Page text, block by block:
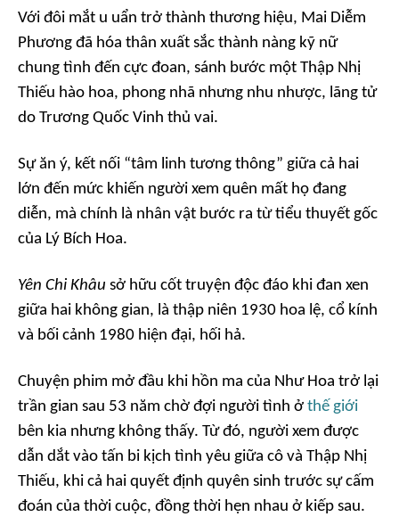
Với đôi mắt u uẩn trở thành thương hiệu, Mai Diễm
Phương đã hóa thân xuất sắc thành nàng kỹ nữ
chung tình đến cực đoan, sánh bước một Thập Nhị
Thiếu hào hoa, phong nhã nhưng nhu nhược, lãng tử
do Trương Quốc Vinh thủ vai.
Sự ăn ý, kết nối “tâm linh tương thông” giữa cả hai
lớn đến mức khiến người xem quên mất họ đang
diễn, mà chính là nhân vật bước ra từ tiểu thuyết gốc
của Lý Bích Hoa.
Yên Chi Khâu sở hữu cốt truyện độc đáo khi đan xen
giữa hai không gian, là thập niên 1930 hoa lệ, cổ kính
và bối cảnh 1980 hiện đại, hối hả.
Chuyện phim mở đầu khi hồn ma của Như Hoa trở lại
trần gian sau 53 năm chờ đợi người tình ở thế giới
bên kia nhưng không thấy. Từ đó, người xem được
dẫn dắt vào tấn bi kịch tình yêu giữa cô và Thập Nhị
Thiếu, khi cả hai quyết định quyên sinh trước sự cấm
đoán của thời cuộc, đồng thời hẹn nhau ở kiếp sau.